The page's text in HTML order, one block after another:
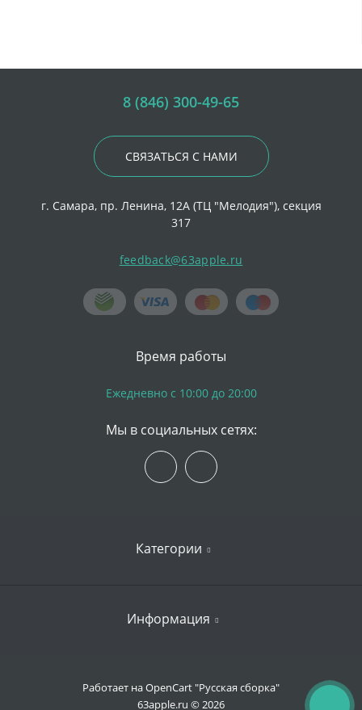
8 (846) 300-49-65
СВЯЗАТЬСЯ С НАМИ
г. Самара, пр. Ленина, 12А (ТЦ "Мелодия"), секция
317
feedback@63apple.ru
Категории
Информация
Время работы
Ежедневно с 10:00 до 20:00
Мы в социальных сетях:
Работает наOpenCart "Русская сборка"
63apple.ru © 2026